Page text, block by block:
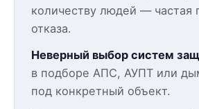
количеству людей — частая
отказа.
Неверный выбор систем
в подборе АПС, АУПТ или
под конкретный объект.